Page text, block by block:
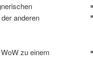
anderen
zu einem